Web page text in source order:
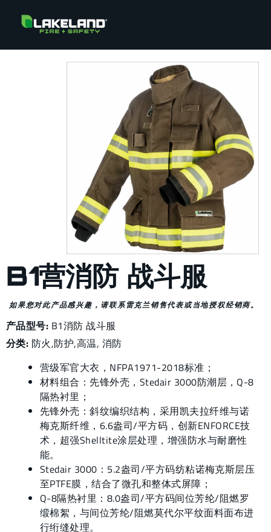
B1营消防 战斗服
如果您对此产品感兴趣，请联系雷克兰销售代表或当地授权经销商。
产品型号: B1消防 战斗服
分类: 防火,防护,高温, 消防
营级军官大衣，NFPA1971-2018标准；
材料组合：先锋外壳，Stedair 3000防潮层，Q-8
隔热衬里；
先锋外壳：斜纹编织结构，采用凯夫拉纤维与诺
梅克斯纤维，6.6盎司/平方码，创新ENFORCE技
术，超强Shelltite涂层处理，增强防水与耐磨性
能。
Stedair 3000：5.2盎司/平方码纺粘诺梅克斯层压
至PTFE膜，结合了微孔和整体式屏障；
Q-8隔热衬里：8.0盎司/平方码间位芳纶/阻燃罗
缎棉絮，与间位芳纶/阻燃莫代尔平纹面料面布进
行绗缝处理。